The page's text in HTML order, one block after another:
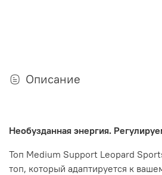
Описание
Необузданная энергия.
Топ Medium Support Leopard
топ, который адаптируется к